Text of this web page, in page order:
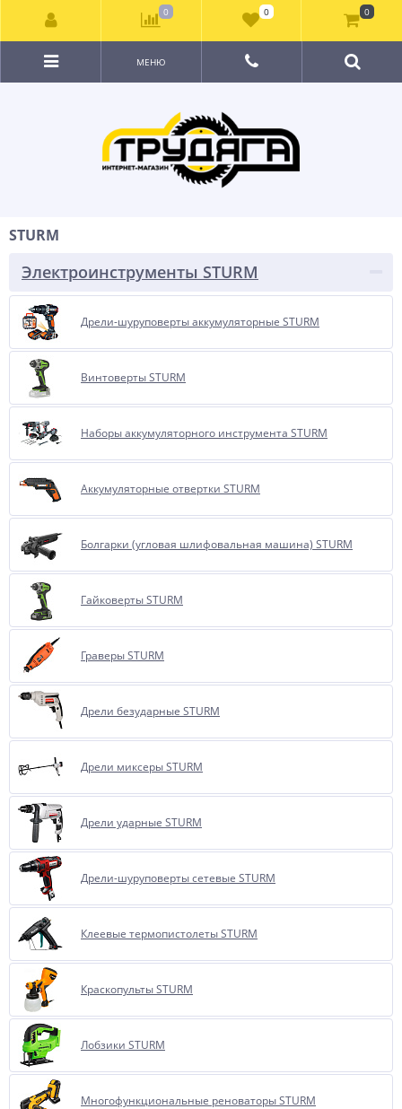
МЕНЮ
STURM
Электроинструменты STURM
Дрели-шуруповерты аккумуляторные STURM
Винтоверты STURM
Наборы аккумуляторного инструмента STURM
Аккумуляторные отвертки STURM
Болгарки (угловая шлифовальная машина) STURM
Гайковерты STURM
Граверы STURM
Дрели безударные STURM
Дрели миксеры STURM
Дрели ударные STURM
Дрели-шуруповерты сетевые STURM
Клеевые термопистолеты STURM
Краскопульты STURM
Лобзики STURM
Многофункциональные реноваторы STURM
0 0 0